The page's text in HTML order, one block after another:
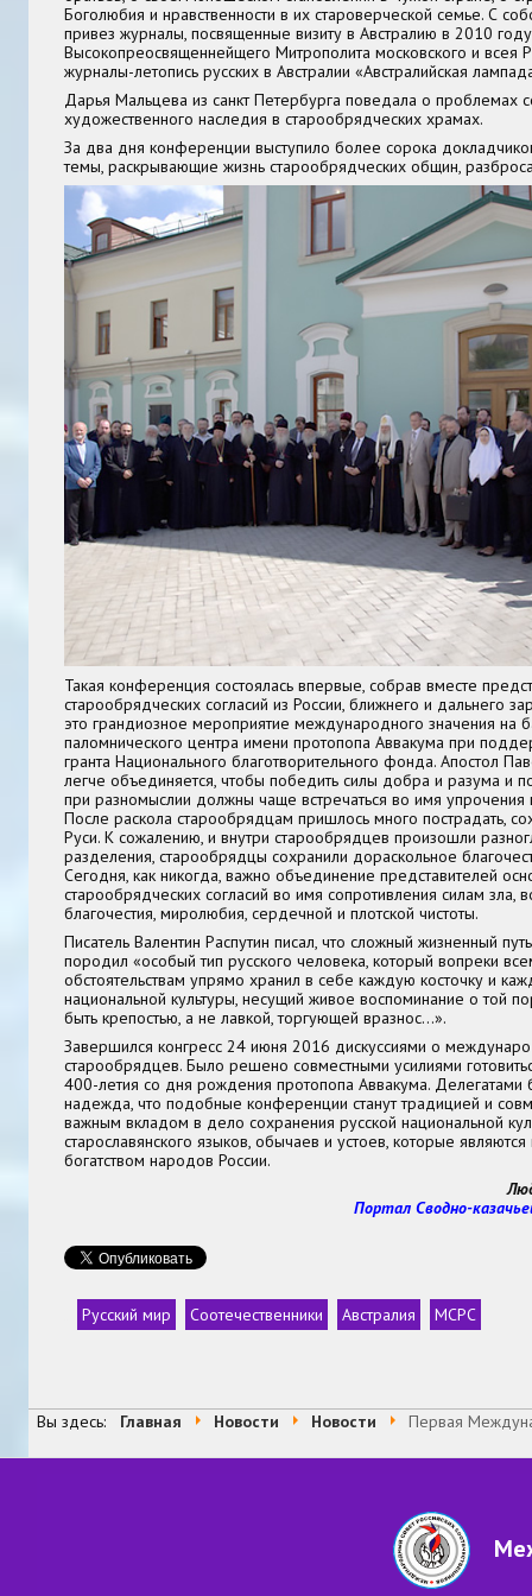
Боголюбия и нравственности в их староверческой семье. С
привез журналы, посвященные визиту в Австралию в 2010 году
Высокопреосвященнейщего Митрополита московского и всея
журналы-летопись русских в Австралии «Австралийская
Дарья Мальцева из санкт Петербурга поведала о проблемах
художественного наследия в старообрядческих храмах.
За два дня конференции выступило более сорока
темы, раскрывающие жизнь старообрядческих общин,
Такая конференция состоялась впервые, собрав вместе
старообрядческих согласий из России, ближнего и дальнего
это грандиозное мероприятие международного значения на
паломнического центра имени протопопа Аввакума при
гранта Национального благотворительного фонда. Апостол
легче объединяется, чтобы победить силы добра и разума и
при разномыслии должны чаще встречаться во имя упрочения
После раскола старообрядцам пришлось много пострадать,
Руси. К сожалению, и внутри старообрядцев произошли
разделения, старообрядцы сохранили дораскольное
Сегодня, как никогда, важно объединение представителей
старообрядческих согласий во имя сопротивления силам зла,
благочестия, миролюбия, сердечной и плотской чистоты.
Писатель Валентин Распутин писал, что сложный жизненный
породил «особый тип русского человека, который вопреки
обстоятельствам упрямо хранил в себе каждую косточку и
национальной культуры, несущий живое воспоминание о той
быть крепостью, а не лавкой, торгующей вразнос…».
Завершился конгресс 24 июня 2016 дискуссиями о
старообрядцев. Было решено совместными усилиями
400-летия со дня рождения протопопа Аввакума.
надежда, что подобные конференции станут традицией и
важным вкладом в дело сохранения русской национальной
старославянского языков, обычаев и устоев, которые
богатством народов России.
Портал Сводно-
Русский мир Соотечественники Австралия МСРС
Вы здесь: Главная Новости Новости Первая